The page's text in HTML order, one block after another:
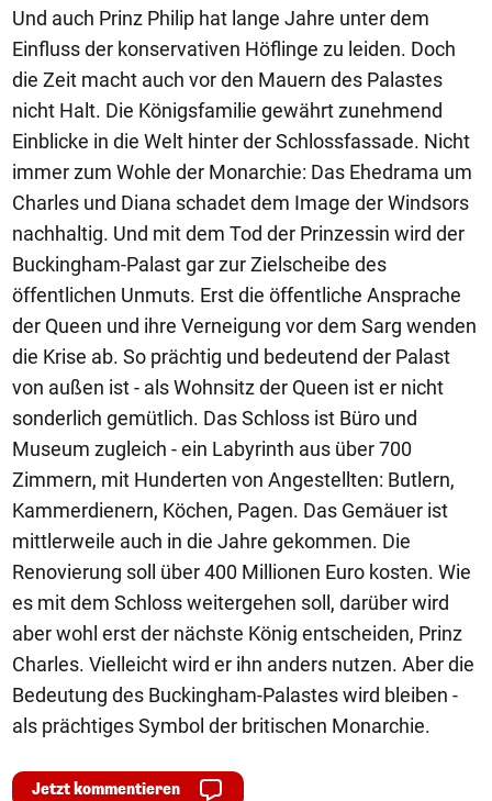
Und auch Prinz Philip hat lange Jahre unter dem
Einfluss der konservativen Höflinge zu leiden. Doch
die Zeit macht auch vor den Mauern des Palastes
nicht Halt. Die Königsfamilie gewährt zunehmend
Einblicke in die Welt hinter der Schlossfassade. Nicht
immer zum Wohle der Monarchie: Das Ehedrama um
Charles und Diana schadet dem Image der Windsors
nachhaltig. Und mit dem Tod der Prinzessin wird der
Buckingham-Palast gar zur Zielscheibe des
öffentlichen Unmuts. Erst die öffentliche Ansprache
der Queen und ihre Verneigung vor dem Sarg wenden
die Krise ab. So prächtig und bedeutend der Palast
von außen ist - als Wohnsitz der Queen ist er nicht
sonderlich gemütlich. Das Schloss ist Büro und
Museum zugleich - ein Labyrinth aus über 700
Zimmern, mit Hunderten von Angestellten: Butlern,
Kammerdienern, Köchen, Pagen. Das Gemäuer ist
mittlerweile auch in die Jahre gekommen. Die
Renovierung soll über 400 Millionen Euro kosten. Wie
es mit dem Schloss weitergehen soll, darüber wird
aber wohl erst der nächste König entscheiden, Prinz
Charles. Vielleicht wird er ihn anders nutzen. Aber die
Bedeutung des Buckingham-Palastes wird bleiben -
als prächtiges Symbol der britischen Monarchie.
Jetzt kommentieren